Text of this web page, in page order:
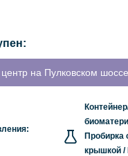
на Пулковском
Пробирка
крышкой /